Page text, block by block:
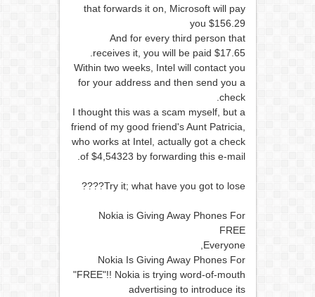
that forwards it on, Microsoft will pay
you $156.29
And for every third person that
receives it, you will be paid $17.65.
Within two weeks, Intel will contact you
for your address and then send you a
check.
I thought this was a scam myself, but a
friend of my good friend's Aunt Patricia,
who works at Intel, actually got a check
of $4,54323 by forwarding this e-mail.
Try it; what have you got to lose????
Nokia is Giving Away Phones For
FREE
Everyone,
Nokia Is Giving Away Phones For
"FREE"!! Nokia is trying word-of-mouth
advertising to introduce its